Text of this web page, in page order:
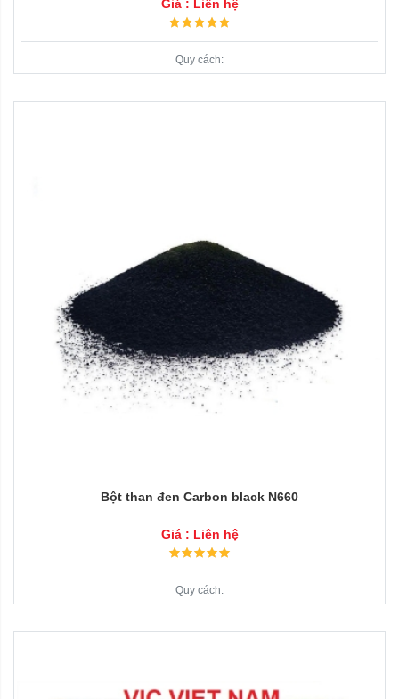
Giá : Liên hệ
Quy cách:
Bột than đen Carbon black N660
Giá : Liên hệ
Quy cách: